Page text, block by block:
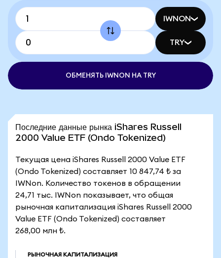
IWNON
TRY
ОБМЕНЯТЬ IWNON НА TRY
Последние данные рынка iShares Russell
2000 Value ETF (Ondo Tokenized)
Текущая цена iShares Russell 2000 Value ETF
(Ondo Tokenized) составляет 10 847,74 ₺ за
IWNon. Количество токенов в обращении
24,71 тыс. IWNon показывает, что общая
рыночная капитализация iShares Russell 2000
Value ETF (Ondo Tokenized) составляет
268,00 млн ₺.
РЫНОЧНАЯ КАПИТАЛИЗАЦИЯ